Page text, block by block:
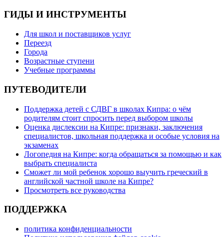
ГИДЫ И ИНСТРУМЕНТЫ
Для школ и поставщиков услуг
Переезд
Города
Возрастные ступени
Учебные программы
ПУТЕВОДИТЕЛИ
Поддержка детей с СДВГ в школах Кипра: о чём
родителям стоит спросить перед выбором школы
Оценка дислексии на Кипре: признаки, заключения
специалистов, школьная поддержка и особые условия на
экзаменах
Логопедия на Кипре: когда обращаться за помощью и как
выбрать специалиста
Сможет ли мой ребенок хорошо выучить греческий в
английской частной школе на Кипре?
Просмотреть все руководства
ПОДДЕРЖКА
политика конфиденциальности